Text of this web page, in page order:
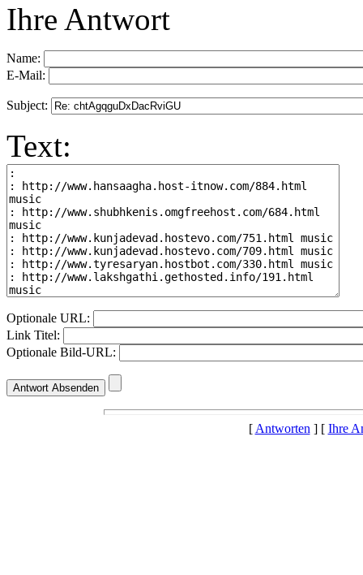
Ihre Antwort
Name:
E-Mail:
Subject:
Text:
Optionale URL:
Link Titel:
Optionale Bild-URL:
[Antworten] [ Ihre